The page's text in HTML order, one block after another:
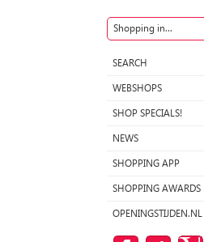
Shopping in...
SEARCH
WEBSHOPS
SHOP SPECIALS!
NEWS
SHOPPING APP
SHOPPING AWARDS
OPENINGSTIJDEN.NL